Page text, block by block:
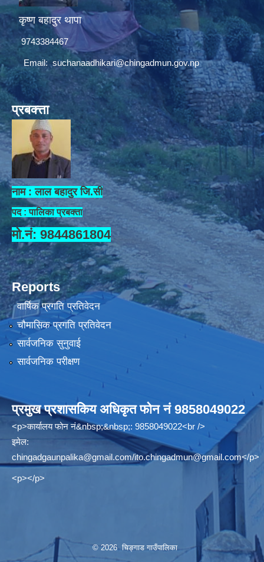
कृष्ण बहादुर थापा
9743384467
Email:suchanaadhikari@chingadmun.gov.np
प्रबक्त्ता
नाम : लाल बहादुर जि.सी
पद : पालिका प्रबक्ता
मो.नं: 9844861804
Reports
वार्षिक प्रगति प्रतिवेदन
चौमासिक प्रगति प्रतिवेदन
सार्वजनिक सुनुवाई
सार्वजनिक परीक्षण
प्रमुख प्रशासकिय अधिकृत फोन नं 9858049022
<p>कार्यालय फोन नं&nbsp;&nbsp;: 9858049022<br />
इमेल:
chingadgaunpalika@gmail.com/ito.chingadmun@gmail.com</p>
<p></p>
© 2026 चिङ्गाड गाउँपालिका